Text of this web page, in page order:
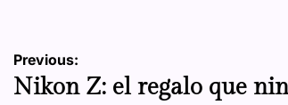
Navegación
de
Previous:
Nikon Z: el regalo que